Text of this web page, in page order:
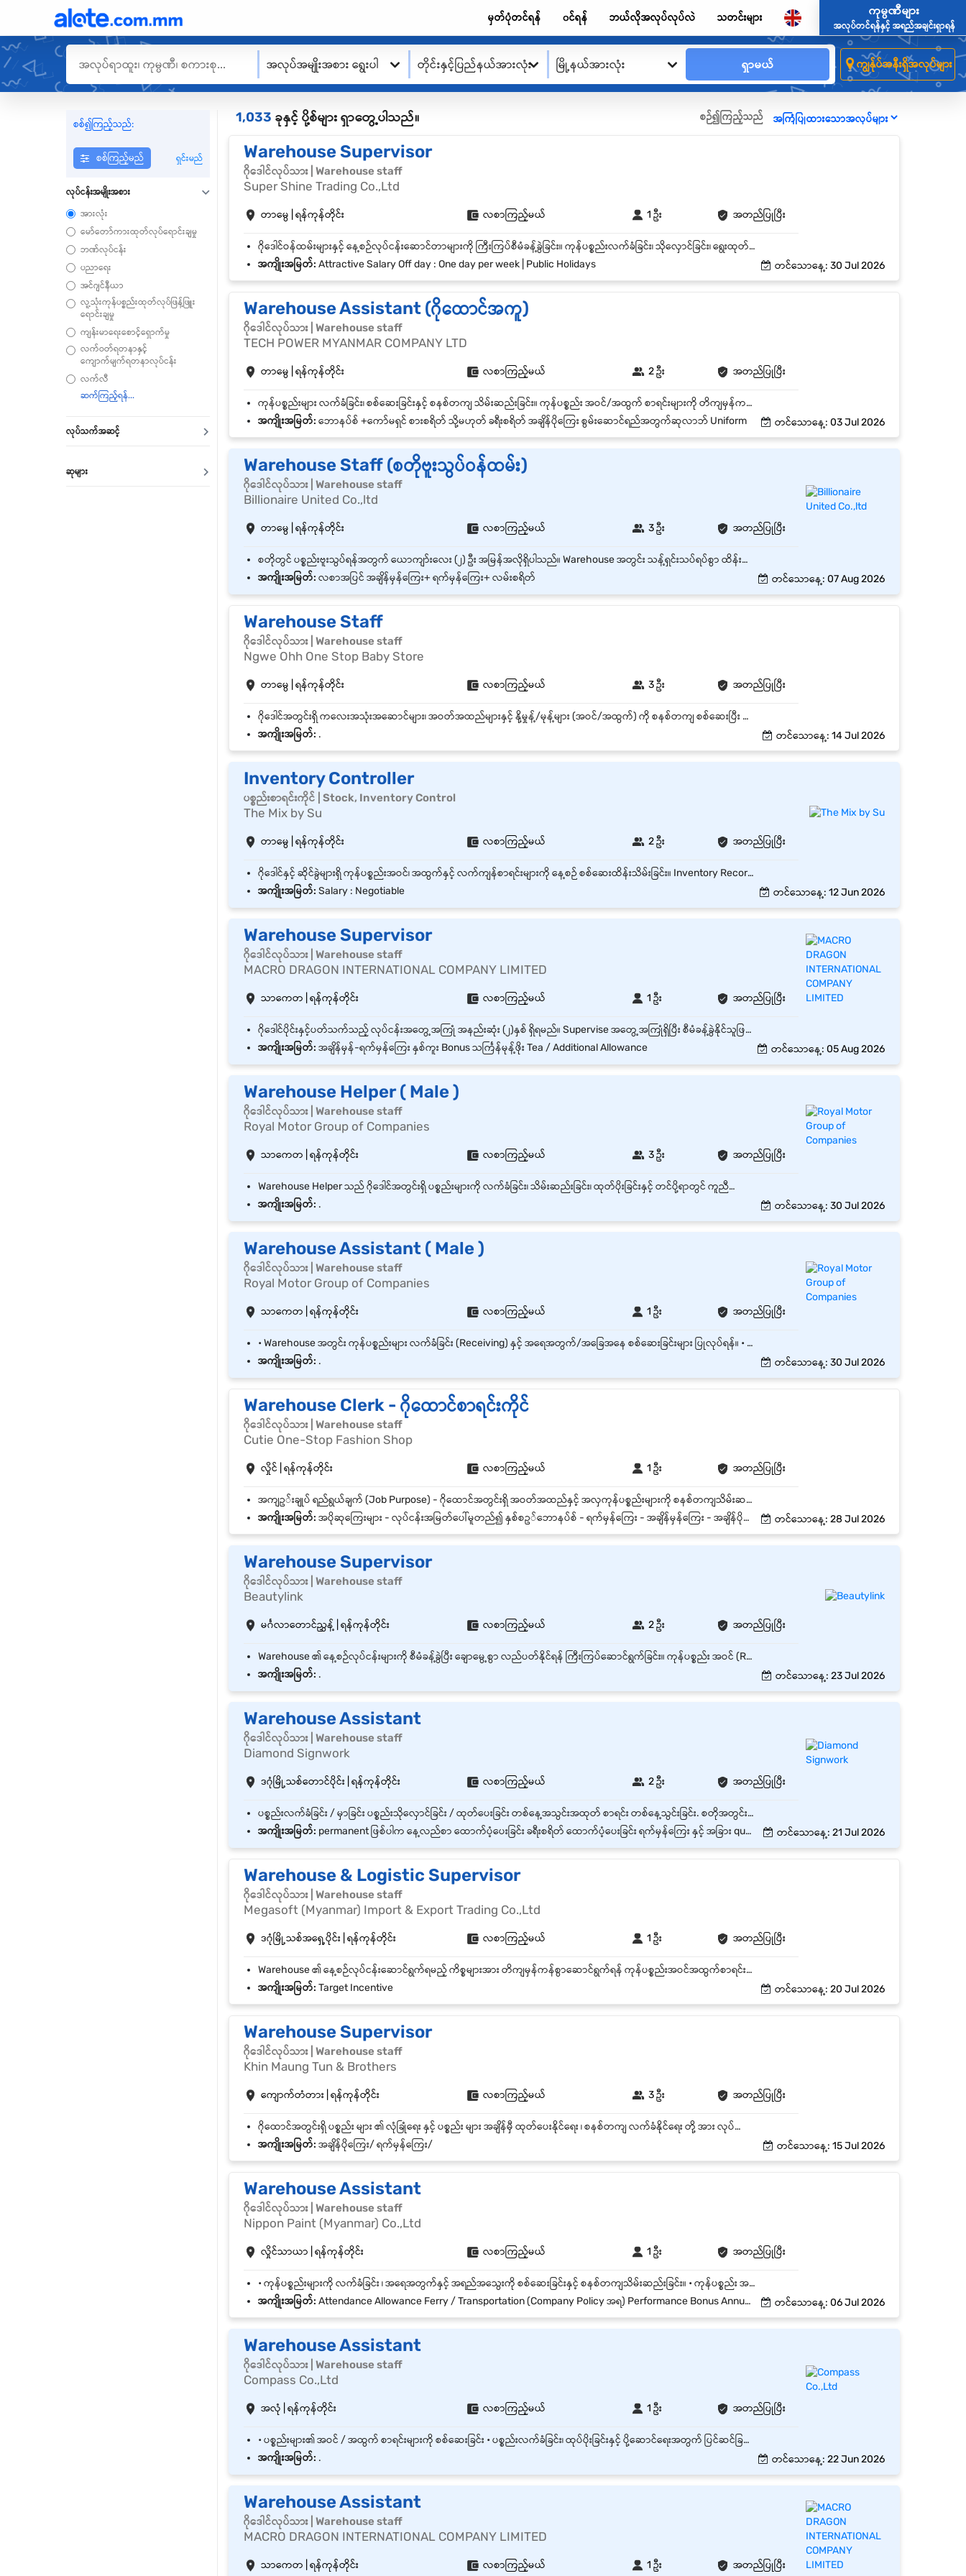
မှတ်ပုံတင်ရန် ၀င်ရန် ဘယ်လိုအလုပ်လုပ်လဲ သတင်းများ
ကုမ္ပဏီများ
အလုပ်တင်ရန်နှင့် အရည်အချင်းရှာရန်
အလုပ်အမျိုးအစား ရွေးပါ တိုင်းနှင့်ပြည်နယ်အားလုံး မြို့နယ်အားလုံး ရှာမယ် ကျွန်ုပ်အနီးရှိအလုပ်များ
စစ်၍ကြည့်သည်:
စစ်ကြည့်မည် ရှင်းမည်
လုပ်ငန်းအမျိုးအစား
အားလုံး
မော်တော်ကားထုတ်လုပ်ရောင်းချမှု
ဘဏ်လုပ်ငန်း
ပညာရေး
အင်ဂျင်နီယာ
လူ့သုံးကုန်ပစ္စည်းထုတ်လုပ်ဖြန့်ဖြူး
ရောင်းချမှု
ကျန်းမာရေးစောင့်ရှောက်မှု
လက်ဝတ်ရတနာနှင့်
ကျောက်မျက်ရတနာလုပ်ငန်း
လက်လီ
လုပ်သက်အဆင့်
ဆုများ
1,033 ခုနှင့် ပို့စ်များ ရှာတွေ့ပါသည်။ စဉ်၍ကြည့်သည်
Warehouse Supervisor
ဂိုဒေါင်လုပ်သား | Warehouse staff
Super Shine Trading Co.,Ltd
တာမွေ | ရန်ကုန်တိုင်း လစာကြည့်မယ် 1 ဦး အတည်ပြုပြီး
ဂိုဒေါင်ဝန်ထမ်းများနှင့် နေ့စဉ်လုပ်ငန်းဆောင်တာများကို ကြီးကြပ်စီမံခန့်ခွဲခြင်း။ ကုန်ပစ္စည်းလက်ခံခြင်း၊ သိုလှောင်ခြင်း၊ ရွေးထုတ်ခြင်း (Picking)၊ ထုပ်ပိုးခြင်း (Packing) နှင့် ပို့ဆောင်ခြင်း (Shipping) လုပ်ငန်းစဉ်များကို စောင့်ကြည့်ထိန်းချုပ်ခြင်း။ နေ့စဥ် Warehouse အဝင်အထွက် ပစ္စည်းများကို စာရင်းပြုစုခြင်း။ ဂိုဒေါင်အတွင်း စနစ်တကျ စီမံထားရှိမှုနှင့် သန့်ရှင်းသပ်ရပ်မှုကို ထိန်းသိမ်းခြင်း။ Warehouse Helper များအား ကြည့်ကျပ် သင်ကြားပေးခြင်း။ Warehouse သန့် ရှင်းမှုအား ကြည့်ကျပ်ပေးခြင်း။ အပတ်စဥ် လစဥ် Report များ အား ပို့ပေးခြင်း။
အကျိုးအမြတ်: Attractive Salary Off day : One day per week | Public Holidays တင်သောနေ့: 30 Jul 2026
Warehouse Assistant (ဂိုထောင်အကူ)
ဂိုဒေါင်လုပ်သား | Warehouse staff
TECH POWER MYANMAR COMPANY LTD
တာမွေ | ရန်ကုန်တိုင်း လစာကြည့်မယ် 2 ဦး အတည်ပြုပြီး
ကုန်ပစ္စည်းများ လက်ခံခြင်း၊ စစ်ဆေးခြင်းနှင့် စနစ်တကျ သိမ်းဆည်းခြင်း။ ကုန်ပစ္စည်း အဝင်/အထွက် စာရင်းများကို တိကျမှန်ကန်စွာ မှတ်တမ်းတင်ခြင်း။ Order များအတိုင်း ပစ္စည်းများကို ရွေးထုတ် (Picking)၊ ထုပ်ပိုး (Packing) ပြုလုပ်ခြင်း။ ကုန်ပစ္စည်း တင်ခြင်း၊ ချခြင်းနှင့် လိုအပ်သလို သယ်ယူပို့ဆောင်ရေးတွင် ကူညီဆောင်ရွက်ခြင်း။ ဂိုဒေါင်အတွင်း သန့်ရှင်းသပ်ရပ်မှုနှင့် လုံခြုံရေးစည်းကမ်းများကို လိုက်နာထိန်းသိမ်းခြင်း။ Stock Count နှင့် Inventory စစ်ဆေးမှုများတွင် ပါဝင်ဆောင်ရွက်ခြင်း။ Supervisor မှ တာဝန်ပေးအပ်သော အခြားလုပ်ငန်းများကို ဆောင်ရွက်ခြင်း။
အကျိုးအမြတ်: ဘောနပ်စ် +ကော်မရှင် စားစရိတ် သို့မဟုတ် ခရီးစရိတ် အချိန်ပိုကြေး စွမ်းဆောင်ရည်အတွက်ဆုလာဘ် Uniform တင်သောနေ့: 03 Jul 2026
Warehouse Staff (စတိုဗူးသွပ်ဝန်ထမ်း)
ဂိုဒေါင်လုပ်သား | Warehouse staff
Billionaire United Co.,ltd
တာမွေ | ရန်ကုန်တိုင်း လစာကြည့်မယ် 3 ဦး အတည်ပြုပြီး
စတိုတွင် ပစ္စည်းဗူးသွပ်ရန်အတွက် ယောကျာ်းလေး (၂) ဦး အမြန်အလိုရှိပါသည်။ Warehouse အတွင်း သန့်ရှင်းသပ်ရပ်စွာ ထိန်းသိမ်းခြင်း ပစ္စည်းများ စစ်ဆေးရေတွက်ခြင်း
အကျိုးအမြတ်: လစာအပြင် အချိန်မှန်ကြေး+ ရက်မှန်ကြေး+ လမ်းစရိတ် တင်သောနေ့: 07 Aug 2026
Warehouse Staff
ဂိုဒေါင်လုပ်သား | Warehouse staff
Ngwe Ohh One Stop Baby Store
တာမွေ | ရန်ကုန်တိုင်း လစာကြည့်မယ် 3 ဦး အတည်ပြုပြီး
​ဂိုဒေါင်အတွင်းရှိ ကလေးအသုံးအဆောင်များ၊ အဝတ်အထည်များနှင့် နို့မှုန့်/မုန့်များ (အဝင်/အထွက်) ကို စနစ်တကျ စစ်ဆေးပြီး စာရင်းသွင်းရမည်။ ​ကလေးပစ္စည်းများသည် သန့်ရှင်းမှုရှိရန် အရေးကြီးသဖြင့် ဂိုဒေါင်အတွင်း ဖုန်မှုန့်နှင့် ပိုးမွှားများ ကင်းစင်အောင် သန့်ရှင်းသပ်ရပ်စွာ ထိန်းသိမ်းရမည်။ ​သက်တမ်းကုန်ဆုံးရက် ရှိသော ကလေးမုန့်နှင့် အာဟာရပစ္စည်းများကို FIFO (First In, First Out) စနစ်အတိုင်း အရင်ဝင်တာ အရင်ထွက်နိုင်အောင် စီမံရမည်။ ​လစဉ်/အပတ်စဉ် ကုန်ပစ္စည်းလက်ကျန် (Stock Inventory) စစ်ဆေးပြီး အရေအတွက် ကွဲလွဲမှု မရှိစေရန် အစီရင်ခံစာ တင်ပြရမည်။
အကျိုးအမြတ်: . တင်သောနေ့: 14 Jul 2026
Inventory Controller
ပစ္စည်းစာရင်းကိုင် | Stock, Inventory Control
The Mix by Su
တာမွေ | ရန်ကုန်တိုင်း လစာကြည့်မယ် 2 ဦး အတည်ပြုပြီး
ဂိုဒေါင်နှင့် ဆိုင်ခွဲများရှိ ကုန်ပစ္စည်းအဝင်၊ အထွက်နှင့် လက်ကျန်စာရင်းများကို နေ့စဉ် စစ်ဆေးထိန်းသိမ်းခြင်း။ Inventory Record များကို စနစ်တကျ Update ပြုလုပ်ပြီး တိကျမှန်ကန်စေရန် ထိန်းချုပ်ခြင်း။ Physical Stock Count နှင့် System Stock ကို ပုံမှန်တိုက်ဆိုင်စစ်ဆေး၍ ကွာဟချက်များကို ရှာဖွေဖြေရှင်းခြင်း။ Stock Transfer၊ Stock Adjustment နှင့် Damaged Items များကို မှတ်တမ်းတင်စီမံခန့်ခွဲခြင်း။ Reorder Level များကို စောင့်ကြည့်၍ လိုအပ်သော ကုန်ပစ္စည်းများကို အချိန်မီ အကြံပြုတင်ပြခြင်း။ Warehouse၊ Sales နှင့် Purchasing Team များနှင့် ပူးပေါင်းဆောင်ရွက်ခြင်း။ လစဉ်၊ အပတ်စဉ် Inventory Report များကို ပြင်ဆင်တင်ပြခြင်း။ Stock Loss၊ Expired Items နှင့် Inventory Discrepancy များကို လျှော့ချနိုင်ရန် ထိန်းချုပ်ဆောင်ရွက်ခြင်း။ ကုမ္ပဏီ၏ Inventory Policy နှင့် SOP များကို လိုက်နာဆောင်ရွက်ခြင်း။ မန်နေဂျာမှ တာဝန်ပေးအပ်သည့် အခြားသက်ဆိုင်ရာ လုပ်ငန်းတာဝန်များကို ဆောင်ရွက်ခြင်း။
အကျိုးအမြတ်: Salary : Negotiable တင်သောနေ့: 12 Jun 2026
Warehouse Supervisor
ဂိုဒေါင်လုပ်သား | Warehouse staff
MACRO DRAGON INTERNATIONAL COMPANY LIMITED
သာကေတ | ရန်ကုန်တိုင်း လစာကြည့်မယ် 1 ဦး အတည်ပြုပြီး
ဂိုဒေါင်ပိုင်းနှင့်ပတ်သက်သည့် လုပ်ငန်းအတွေ့အကြုံ အနည်းဆုံး (၂)နှစ် ရှိရမည်။ Supervise အတွေ့အကြုံရှိပြီး စီမံခန့်ခွဲနိုင်သူဖြစ်ပြီး ပစ္စည်းများကို ကောင်းမွန်စွာနေရာချထိန်းသိမ်းနိုင်သူဖြစ်ရမည်။ ဂိုထောင်ရှိဝန်ထမ်းများကိုကောင်းစွာစီမံအုပ်ချုပ်နိုင်ပြီး ဂိုထောင်ဝန်းကျင်သန့်ရှင်းရေး စသည့်ကိစ္စရပ်များကိုကိုင်တွယ်နိုင်ရမည်။
အကျိုးအမြတ်: အချိန်မှန်‌-ရက်မှန်ကြေး နှစ်ကူး Bonus သင်္ကြန်မုန့်ဖိုး Tea / Additional Allowance တင်သောနေ့: 05 Aug 2026
Warehouse Helper ( Male )
ဂိုဒေါင်လုပ်သား | Warehouse staff
Royal Motor Group of Companies
သာကေတ | ရန်ကုန်တိုင်း လစာကြည့်မယ် 3 ဦး အတည်ပြုပြီး
Warehouse Helper သည် ဂိုဒေါင်အတွင်းရှိ ပစ္စည်းများကို လက်ခံခြင်း၊ သိမ်းဆည်းခြင်း၊ ထုတ်ပိုးခြင်းနှင့် တင်ပို့ရာတွင် ကူညီဆောင်ရွက်ပေးရမည့် ရာထူးဖြစ်သည်။ ဂိုဒေါင်အလုပ်များကို စနစ်တကျ၊ လုံခြုံစိတ်ချရမှုရှိစွာ လုပ်ဆောင်နိုင်ရန် ပံ့ပိုးပေးရမည်။ ကုန်ပစ္စည်းများကို လက်ခံ၍ စစ်ဆေးခြင်း ပစ္စည်းများကို သတ်မှတ်ထားသောနေရာများတွင် စနစ်တကျ သိမ်းဆည်းခြင်း Order အလိုက် ပစ္စည်းများကို ရွေးထုတ်ခြင်း (Picking) နှင့် ထုပ်ပိုးခြင်း (Packing) Delivery အတွက် ပစ္စည်းများကို ပြင်ဆင်ပေးခြင်း Stock count နှင့် inventory စစ်ဆေးမှုများတွင် ပါဝင်ခြင်း ဂိုဒေါင်အတွင်း သန့်ရှင်းရေးနှင့် စည်းကမ်းထိန်းသိမ်းခြင်း Supervisor မှ ပေးအပ်သော အခြားတာဝန်များကို လုပ်ဆောင်ခြင်း
အကျိုးအမြတ်: . တင်သောနေ့: 30 Jul 2026
Warehouse Assistant ( Male )
ဂိုဒေါင်လုပ်သား | Warehouse staff
Royal Motor Group of Companies
သာကေတ | ရန်ကုန်တိုင်း လစာကြည့်မယ် 1 ဦး အတည်ပြုပြီး
• Warehouse အတွင်း ကုန်ပစ္စည်းများ လက်ခံခြင်း (Receiving) နှင့် အရေအတွက်/အခြေအနေ စစ်ဆေးခြင်းများ ပြုလုပ်ရန်။ • ကုန်ပစ္စည်းများကို သတ်မှတ်ထားသော နေရာများတွင် စနစ်တကျ သိမ်းဆည်းထားရန်။ • Stock In / Stock Out လုပ်ငန်းစဉ်များတွင် ပါဝင်ဆောင်ရွက်ရန်။ • ပစ္စည်းထုတ်ပေးခြင်း၊ ထုပ်ပိုးခြင်းနှင့် Delivery အတွက် ပြင်ဆင်ခြင်းများ ပြုလုပ်ရန်။ • Warehouse သန့်ရှင်းရေးနှင့် လုံခြုံရေး စည်းမျဉ်းများကို လိုက်နာရန်။ • Stock Count နှင့် Inventory စစ်ဆေးမှုများတွင် ပါဝင်ကူညီရန်။ • Warehouse Document များ (GRN, Delivery Note, Stock Card စသည်) များကို စနစ်တကျ ထိန်းသိမ်းရန်။ • Warehouse Supervisor မှ ပေးအပ်သော တာဝန်များကို အချိန်မီ ဆောင်ရွက်ရန်။ • Inventory Tracking- ကုန်ပစ္စည်းစာရင်းများမှန်ကန်မှူရှိစေရန် daily, weekly, monthly ground stock စစ်ဆေးခြင်းများကို supervisor , အခြား staff များနှင့်ပူးပေါင်းဆောင်ရွက်ရမည်။
အကျိုးအမြတ်: . တင်သောနေ့: 30 Jul 2026
Warehouse Clerk - ဂိုထောင်စာရင်းကိုင်
ဂိုဒေါင်လုပ်သား | Warehouse staff
Cutie One-Stop Fashion Shop
လှိုင် | ရန်ကုန်တိုင်း လစာကြည့်မယ် 1 ဦး အတည်ပြုပြီး
အကျဥ်းချုပ် ရည်ရွယ်ချက် (Job Purpose) - ဂိုထောင်အတွင်းရှိ အဝတ်အထည်နှင့် အလှကုန်ပစ္စည်းများကို စနစ်တကျသိမ်းဆည်းရန် - အဝင်အထွက် Stock စာရင်းများ တိကျမှန်ကန်စေရန် - Software နှင့်မြေပြင် အမြဲမပြတ်တိုက်စစ်ရန်နှင့် - အရောင်းအဖွဲ့များနှင့်ပူးပေါင်းကာ လုပ်ငန်းလည်ပတ်မှု ချောမွေ့စေရန်။ အဓိကတာဝန် (Core Responsibilities) ၁။ ဂိုထောင်နှင့် စ‌တော့ စီမံခန့်ခွဲခြင်း (Warehouse & Inventory Management) ၂။ ပစ္စည်းအဝင်အထွက် ကြီးကြပ်ခြင်း (Inbound & Outbound Operations) ၃။ စတော့ စာရင်းစစ်ဆေးခြင်းနှင့် အစီရင်ခံခြင်း (Stock Auditing & Reporting) ၄။ ဈေးကွက်နှင့် အရောင်းပွဲများ ပံ့ပိုးခြင်း (Marketing & Event Support)
အကျိုးအမြတ်: အပိုဆုကြေးများ - လုပ်ငန်းအမြတ်ပေါ်မူတည်၍ နှစ်စဥ်ဘောနပ်စ် - ရက်မှန်ကြေး - အချိန်မှန်ကြေး - အချိန်ပိုကြေး တင်သောနေ့: 28 Jul 2026
Warehouse Supervisor
ဂိုဒေါင်လုပ်သား | Warehouse staff
Beautylink
မင်္ဂလာတောင်ညွှန့် | ရန်ကုန်တိုင်း လစာကြည့်မယ် 2 ဦး အတည်ပြုပြီး
Warehouse ၏ နေ့စဉ်လုပ်ငန်းများကို စီမံခန့်ခွဲပြီး ချောမွေ့စွာ လည်ပတ်နိုင်ရန် ကြီးကြပ်ဆောင်ရွက်ခြင်း။ ကုန်ပစ္စည်း အဝင် (Receiving)၊ အထွက် (Dispatch) နှင့် သိုလှောင်မှု (Storage) လုပ်ငန်းများကို စနစ်တကျ စီမံခန့်ခွဲခြင်း။ Stock အရေအတွက်များကို တိကျမှန်ကန်စေရန် Daily / Weekly / Monthly Stock Check နှင့် Stock Count များ ပြုလုပ်ခြင်း။ Inventory Record များကို Update ပြုလုပ်ပြီး Stock Report များ ပြင်ဆင်တင်ပြခြင်း။ Warehouse Staff များ၏ လုပ်ငန်းတာဝန်များကို ခွဲဝေပေးပြီး လိုအပ်သလို လေ့ကျင့်သင်ကြားခြင်း။ Warehouse အတွင်း သန့်ရှင်းရေး၊ လုံခြုံရေးနှင့် Safety Standard များကို လိုက်နာစေရန် ကြီးကြပ်ခြင်း။ Damage၊ Lost နှင့် Expired Stock များကို စောင့်ကြည့်စစ်ဆေးပြီး အချိန်မီ Report တင်ပြခြင်း။ Sales၊ Procurement၊ Logistics နှင့် အခြားဌာနများနှင့် ပူးပေါင်းဆောင်ရွက်ခြင်း။ Warehouse Operation ပိုမိုထိရောက်စေရန် လုပ်ငန်းစဉ်များကို အကြံပြုတိုးတက်အောင် ဆောင်ရွက်ခြင်း။ Management မှ တာဝန်ပေးအပ်သည့် အခြားလုပ်ငန်းများကို ဆောင်ရွက်ခြင်း။
အကျိုးအမြတ်: . တင်သောနေ့: 23 Jul 2026
Warehouse Assistant
ဂိုဒေါင်လုပ်သား | Warehouse staff
Diamond Signwork
ဒဂုံမြို့သစ်တောင်ပိုင်း | ရန်ကုန်တိုင်း လစာကြည့်မယ် 2 ဦး အတည်ပြုပြီး
ပစ္စည်းလက်ခံခြင်း / မှာခြင်း ပစ္စည်းသိုလှောင်ခြင်း / ထုတ်ပေးခြင်း တစ်နေ့အသွင်းအထုတ် စာရင်း တစ်နေ့သွင်းခြင်း. စတိုအတွင်းအပြင် သန့်ရှင်းရေးနှင့် ညီညီစီစီသိမ်းဆည်းခြင်း ပစ္စည်းထားသိုသည့်နေရာများ အား သိရှိခြင်း တစ်လတစ်ခါ စာရင်း နှင့် လက်ထဲရှိပစ္စည်း အရေအတွက် ကိုက်ညီမှု ရှိမရှိ အရေအတွက် စစ်ဆေးခြင်း
အကျိုးအမြတ်: permanent ဖြစ်ပါက နေ့လည်စာ ထောက်ပံ့ပေးခြင်း ခရီးစရိတ် ထောက်ပံ့ပေးခြင်း ရက်မှန်ကြေး နှင့် အခြား quaterly bonus များ တင်သောနေ့: 21 Jul 2026
Warehouse & Logistic Supervisor
ဂိုဒေါင်လုပ်သား | Warehouse staff
Megasoft (Myanmar) Import & Export Trading Co.,Ltd
ဒဂုံမြို့သစ်အရှေ့ပိုင်း | ရန်ကုန်တိုင်း လစာကြည့်မယ် 1 ဦး အတည်ပြုပြီး
Warehouse ၏ နေ့စဉ်လုပ်ငန်းဆောင်ရွက်ရမည့် ကိစ္စများအား တိကျမှန်ကန်စွာဆောင်ရွက်ရန် ကုန်ပစ္စည်းအဝင်အထွက်စာရင်းများကို မှန်ကန်တိကျစွာ စာရင်းပြုစုရန် မြို့တွင်း ပစ္စည်းပို့သည့်လမ်းကြောင်းများအား စီစဉ်ဆောင်ရွက်ပေးရန် နယ်မြို့များသို့ ပစ္စည်းပို့ဆောင်နိုင်ရန်အတွက် ကားဂိတ်များနှင့် ညှိုနှိုင်းပူးပေါင်းဆောင်ရွက်နိုင်ရန်
အကျိုးအမြတ်: Target Incentive တင်သောနေ့: 20 Jul 2026
Warehouse Supervisor
ဂိုဒေါင်လုပ်သား | Warehouse staff
Khin Maung Tun & Brothers
ကျောက်တံတား | ရန်ကုန်တိုင်း လစာကြည့်မယ် 3 ဦး အတည်ပြုပြီး
ဂိုထောင်အတွင်းရှိ ပစ္စည်း များ ၏ လုံခြုံရေး နှင့် ပစ္စည်း များ အချိန်မှီ ထုတ်ပေးနိုင်ရေး ၊ စနစ်တကျ လက်ခံနိုင်ရေး တို့ အား လုပ်ဆောင်ရမည်။ ဂိုထောင်တွင် ပစ္စည်းပြတ်လတ်မှု မရှိစေရန် ကြီးကြပ်ရမည်။ Safety Stocks and Stock Control ကို နေ့စဉ် Monitorလုပ်ရမည်။ ပစ္စည်း အဝင်လက်ခံခြင်း အား လုပ်ဆောင်ရမည်။ အမှာစာနှင့်ကိုက်ညီမှုမရှိသော ပစ္စည်းများ ပါလာ လျှင် အထက်လူကြီးထံ အကြောင်းကြားရမည်။ ဌာနဆိုင်ရာမှတင်ပြလာသော ပစ္စည်းတောင်းခံလွှာအား လက်မှတ်စုံ၊မစုံစစ်ဆေးပြီး ပစ္စည်းများအားထုတ်ပေးခြင်း ၊ ပစ္စည်းအထွက်စာရင်းသွင်းခြင်းများပြုလုပ်ရမည်။ နေ့စဉ် ဖြည့်တည်းပေးရသည့် ကုန်ပစ္စည်းအတွက် Backup Stocks များ ထားရှိခြင်း ၊ Reorder များ ပြုလုပ်ခြင်းတို့ကို အပတ်စဉ်၊ လစဉ် ဆောင်ရွက်ရမည်။ ပစ္စည်း လက်ကျန် ဖြည့်တင်းရန် လိုအပ်လာပါက အထက်လူကြီးအား အချိန်နှင့်တပြေးညီ သိရှိဖြေရှင်းနိုင်စေရန် သတင်းပေးပို့ရမည်။ Production ဌာနမှ တက်လာသော Error များနှင့် အခြားပြသာနာများအား အထက်လူကြီး ထံသို့ ချက်ချင်း အစီရင်ခံ တင်ပြရမည်။
အကျိုးအမြတ်: အချိန်ပိုကြေး/ ရက်မှန်ကြေး/ တင်သောနေ့: 15 Jul 2026
Warehouse Assistant
ဂိုဒေါင်လုပ်သား | Warehouse staff
Nippon Paint (Myanmar) Co.,Ltd
လှိုင်သာယာ | ရန်ကုန်တိုင်း လစာကြည့်မယ် 1 ဦး အတည်ပြုပြီး
• ကုန်ပစ္စည်းများကို လက်ခံခြင်း ၊ အရေအတွက်နှင့် အရည်အသွေးကို စစ်ဆေးခြင်းနှင့် စနစ်တကျသိမ်းဆည်းခြင်း။ • ကုန်ပစ္စည်း အဝင်/အထွက် စာရင်းများကို တိကျ မှန်ကန်စွာ မှတ်တမ်းတင်ခြင်း (စနစ်တကျ ဖြည့်သွင်းခြင်း။ • ပေးပို့ရန်ရှိသော Order များအတိုင်း ပစ္စည်းများကို ရွေးထုတ်ခြင်း (Picking) နှင့် ထုတ်ပိုးခြင်း (Packing) • ပုံမှန် ကုန်ပစ္စည်းလက်ကျန် စစ်ဆေးခြင်း (Stock Counting / Inventory ) များတွင် ပူးပေါင်းပါဝင် ဆောင်ရွက် ခြင်း။ • ဂိုထောင်အတွင်းရှိ ပစ္စည်းများကို First-In , First-Out (FIFO) စနစ်ဖြင့် စနစ်တကျ စီစဉ် ထားရှိခြင်း။
အကျိုးအမြတ်: Attendance Allowance Ferry / Transportation (Company Policy အရ) Performance Bonus Annual Leave နှင့် Public Holidays တင်သောနေ့: 06 Jul 2026
Warehouse Assistant
ဂိုဒေါင်လုပ်သား | Warehouse staff
Compass Co.,Ltd
အလုံ | ရန်ကုန်တိုင်း လစာကြည့်မယ် 1 ဦး အတည်ပြုပြီး
• ပစ္စည်းများ၏ အဝင် / အထွက် စာရင်းများကို စစ်ဆေးခြင်း • ပစ္စည်းလက်ခံခြင်း၊ ထုပ်ပိုးခြင်းနှင့် ပို့ဆောင်ရေးအတွက် ပြင်ဆင်ခြင်း • Warehouse အတွင်း ပစ္စည်းများကို စနစ်တကျ စီစဉ်သိမ်းဆည်းခြင်း • Stock Count နှင့် Inventory စာရင်းများအား မှန်ကန်စွာ ထိန်းသိမ်းခြင်း • သက်ဆိုင်ရာဌာနများနှင့် ပူးပေါင်းဆောင်ရွက်ခြင်း • Warehouse Supervisor ၏ လမ်းညွှန်ချက်များအတိုင်း တာဝန်များ ထမ်းဆောင်ခြင်း
အကျိုးအမြတ်: . တင်သောနေ့: 22 Jun 2026
Warehouse Assistant
ဂိုဒေါင်လုပ်သား | Warehouse staff
MACRO DRAGON INTERNATIONAL COMPANY LIMITED
သာကေတ | ရန်ကုန်တိုင်း လစာကြည့်မယ် 1 ဦး အတည်ပြုပြီး